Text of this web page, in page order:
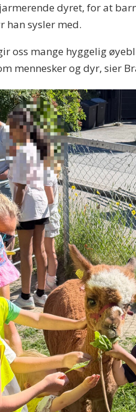
dyret, for at
han sysler med.
oss mange hyggelig
mennesker og dyr, sier